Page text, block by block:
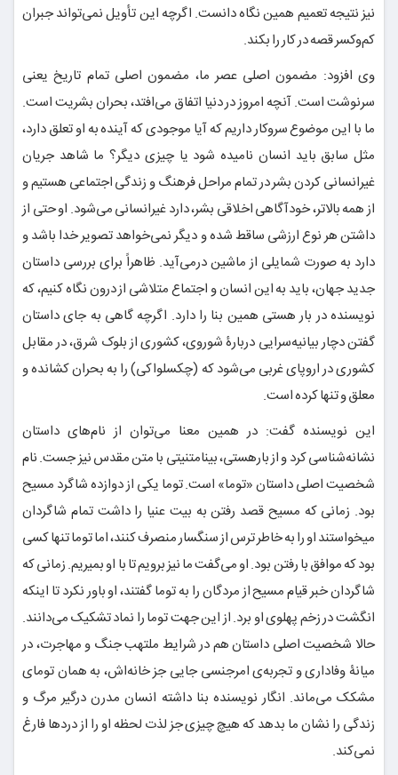
نیز نتیجه تعمیم همین نگاه دانست. اگرچه این تأویل نمی‌تواند جبران
کم‌وکسر قصه در کار را بکند.
وی افزود: مضمون اصلی عصر ما، مضمون اصلی تمام تاریخ یعنی
سرنوشت است. آنچه امروز در دنیا اتفاق می‌افتد، بحران بشریت است.
ما با این موضوع سروکار داریم که آیا موجودی که آینده به او تعلق دارد،
مثل سابق باید انسان نامیده شود یا چیزی دیگر؟ ما شاهد جریان
غیرانسانی کردن بشر در تمام مراحل فرهنگ و زندگی اجتماعی هستیم و
از همه بالاتر، خودآگاهی اخلاقی بشر، دارد غیرانسانی می‌شود. او حتی از
داشتن هر نوع ارزشی ساقط شده و دیگر نمی‌خواهد تصویر خدا باشد و
دارد به صورت شمایلی از ماشین درمی‌آید. ظاهراً برای بررسی داستان
جدید جهان، باید به این انسان و اجتماع متلاشی از درون نگاه کنیم، که
نویسنده در بار هستی همین بنا را دارد. اگرچه گاهی به جای داستان
گفتن دچار بیانیه‌سرایی دربارۀ شوروی، کشوری از بلوک شرق، در مقابل
کشوری در اروپای غربی می‌شود که (چکسلواکی) را به بحران کشانده و
معلق و تنها کرده است.
این نویسنده گفت: در همین معنا می‌توان از نام‌های داستان
نشانه‌شناسی کرد و از بارهستی، بینامتنیتی با متن مقدس نیز جست. نام
شخصیت اصلی داستان «توما» است. توما یکی از دوازده شاگرد مسیح
بود. زمانی که مسیح قصد رفتن به بیت عنیا را داشت تمام شاگردان
میخواستند او را به خاطر ترس از سنگسار منصرف کنند، اما توما تنها کسی
بود که موافق با رفتن بود. او می‌گفت ما نیز برویم تا با او بمیریم. زمانی که
شاگردان خبر قیام مسیح از مردگان را به توما گفتند، او باور نکرد تا اینکه
انگشت در زخم پهلوی او برد. از این جهت توما را نماد تشکیک می‌دانند.
حالا شخصیت اصلی داستان هم در شرایط ملتهب جنگ و مهاجرت، در
میانۀ وفاداری و تجربه‌ی امرجنسی جایی جز خانه‌اش، به همان تومای
مشکک می‌ماند. انگار نویسنده بنا داشته انسان مدرن درگیر مرگ و
زندگی را نشان ما بدهد که هیچ چیزی جز لذت لحظه او را از دردها فارغ
نمی‌کند.